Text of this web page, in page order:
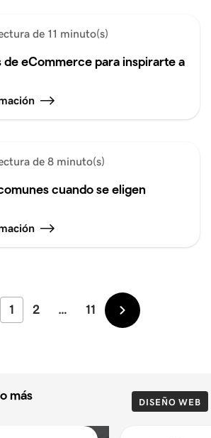
de 11 minuto(s)
eCommerce para inspirarte a
de 8 minuto(s)
cuando se eligen
1 2 … 11
Más
más DISEÑO WEB